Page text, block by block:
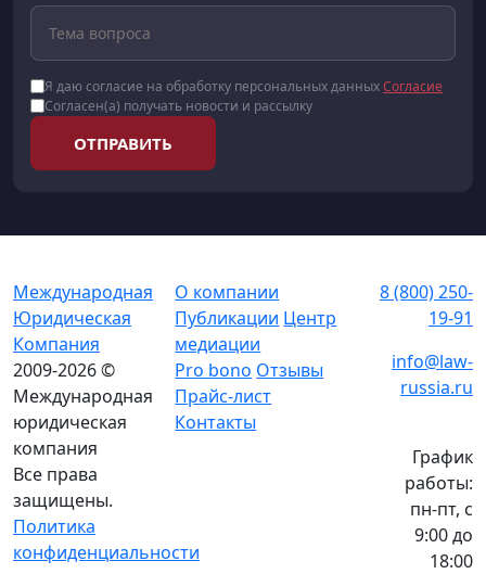
Я даю согласие на обработку персональных данныхСогласие
Согласен(а) получать новости и рассылку
ОТПРАВИТЬ
Международная
Юридическая
Компания
2009-2026 ©
Международная
юридическая
компания
Все права
защищены.
Политика
конфиденциальности
О компании
Публикации Центр
медиации
Pro bono Отзывы
Прайс-лист
Контакты
8 (800) 250-
19-91
info@law-
russia.ru
График
работы:
пн-пт, с
9:00 до
18:00